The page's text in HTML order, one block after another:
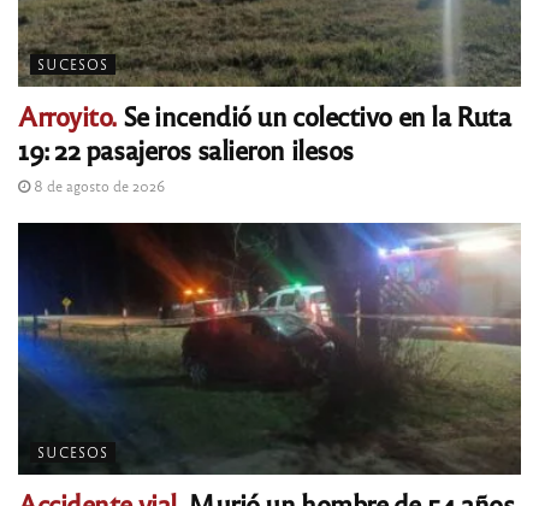
SUCESOS
Arroyito. Se incendió un colectivo en la Ruta
19: 22 pasajeros salieron ilesos
8 de agosto de 2026
SUCESOS